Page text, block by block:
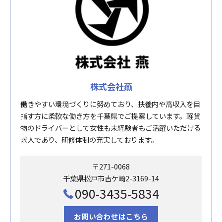
株式会社燕
働きやすい環境づくりに努めており、扶養内や高収入を目
指す方に柔軟な働き方を千葉県でご提案しています。軽貨
物のドライバーとして女性も未経験者もご活躍いただける
求人であり、研修体制の充実しております。
〒271-0068
千葉県松戸市古ケ崎2-3169-14
090-3435-5834
お問い合わせはこちら